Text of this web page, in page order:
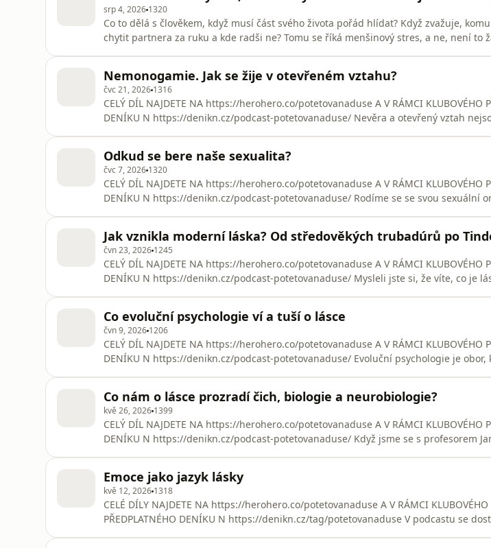
srp 4, 2026 1320
Co to dělá s člověkem, když musí část svého života pořád hlídat? Když zvažuje,
chytit partnera za ruku a kde radši ne? Tomu se říká menšinový stres, a ne, není to
by se mohl
Nemonogamie. Jak se žije v otevřeném vztahu?
čvc 21, 2026 1316
CELÝ DÍL NAJDETE NA https://herohero.co/potetovanaduse A V RÁMCI KLUBOVÉHO
DENÍKU N https://denikn.cz/podcast-potetovanaduse/ Nevěra a otevřený vztah
Rolederovou povídáme o konsenzu
Odkud se bere naše sexualita?
čvc 7, 2026 1320
CELÝ DÍL NAJDETE NA https://herohero.co/potetovanaduse A V RÁMCI KLUBOVÉHO
DENÍKU N https://denikn.cz/podcast-potetovanaduse/ Rodíme se se svou sexuální
sexuality skutečně ví a zda se se
Jak vznikla moderní láska? Od středověkých trubadúrů po
čvn 23, 2026 1245
CELÝ DÍL NAJDETE NA https://herohero.co/potetovanaduse A V RÁMCI KLUBOVÉHO
DENÍKU N https://denikn.cz/podcast-potetovanaduse/ Mysleli jste si, že víte, co je
ve středo
Co evoluční psychologie ví a tuší o lásce
čvn 9, 2026 1206
CELÝ DÍL NAJDETE NA https://herohero.co/potetovanaduse A V RÁMCI KLUBOVÉHO
DENÍKU N https://denikn.cz/podcast-potetovanaduse/ Evoluční psychologie je obor,
prožíváme jako hluboce osobní,
Co nám o lásce prozradí čich, biologie a neurobiologie?
kvě 26, 2026 1399
CELÝ DÍL NAJDETE NA https://herohero.co/potetovanaduse A V RÁMCI KLUBOVÉHO
DENÍKU N https://denikn.cz/podcast-potetovanaduse/ Když jsme se s profesorem
vlastně pustili. Lás
Emoce jako jazyk lásky
kvě 12, 2026 1318
CELÉ DÍLY NAJDETE NA https://herohero.co/potetovanaduse A V RÁMCI KLUBOVÉHO
PŘEDPLATNÉHO DENÍKU N https://denikn.cz/tag/potetovanaduse V podcastu se